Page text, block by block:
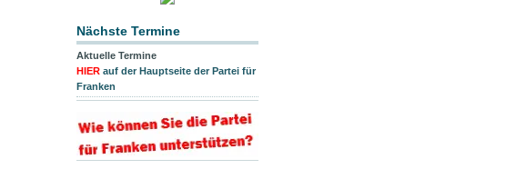
Nächste Termine
Aktuelle Termine
HIER auf der Hauptseite der Partei für
Franken